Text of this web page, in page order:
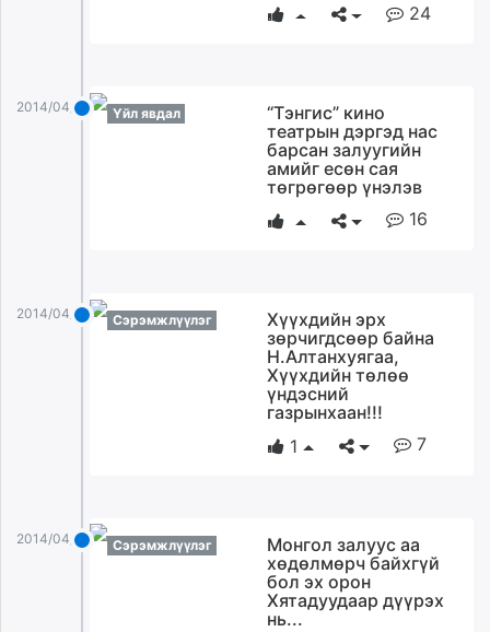
24
2014/04/22 Үйл явдал
“Тэнгис” кино
театрын дэргэд нас
барсан залуугийн
амийг есөн сая
төгрөгөөр үнэлэв
16
2014/04/22 Сэрэмжлүүлэг
Хүүхдийн эрх
зөрчигдсөөр байна
Н.Алтанхуягаа,
Хүүхдийн төлөө
үндэсний
газрынхаан!!!
1
7
2014/04/22 Сэрэмжлүүлэг
Монгол залуус аа
хөдөлмөрч байхгүй
бол эх орон
Хятадуудаар дүүрэх
нь...